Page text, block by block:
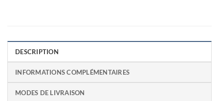
DESCRIPTION
INFORMATIONS COMPLÉMENTAIRES
MODES DE LIVRAISON